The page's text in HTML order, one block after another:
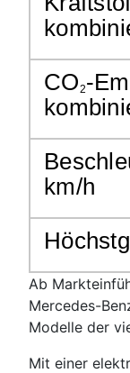
CO2-
km/h
Ab
Mercedes-
Modelle der
Mit einer